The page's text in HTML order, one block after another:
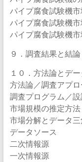
パイプ腐食試験機
パイプ腐食試験機市
パイプ腐食試験機
９．調査結果と結論
１０．方法論とデ
方法論／調査アプロ
調査プログラム／設
市場規模の推定方法
市場分解とデータ
データソース
二次情報源
一次情報源